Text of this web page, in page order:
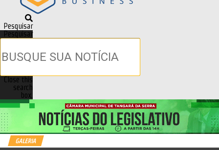
Pesquisar
Pesquisar
Close this
search
box.
GALERIA